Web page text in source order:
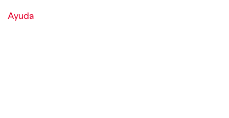
Ayuda